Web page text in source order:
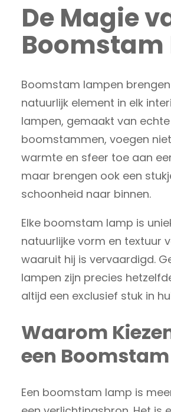
De Magie
Boomstam
Boomstam lampen
natuurlijk element in elk
lampen, gemaakt van echte
boomstammen, voegen
warmte en sfeer toe aan
maar brengen ook een
schoonheid naar binnen.
Elke boomstam lamp is
natuurlijke vorm en textuur
waaruit hij is vervaardigd.
lampen zijn precies
altijd een exclusief stuk in
Waarom
een
Een boomstam lamp is